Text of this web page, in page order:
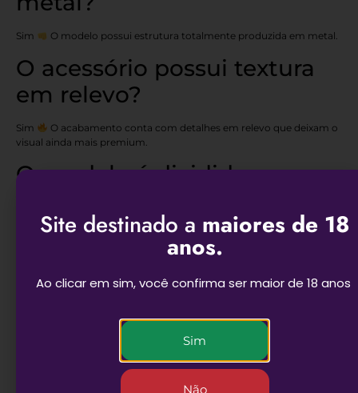
Sim O modelo possui estrutura totalmente produzida em metal.
O acessório possui textura
em relevo?
Sim
O acabamento conta com detalhes em relevo que deixam o
visual ainda mais premium.
O modelo é dividido em
O Dichavador Bolo Confeiteiro possui divisão em 4 partes.
presente?
O visual divertido e delicado faz dele uma excelente
Site destinado a maiores de 18
anos.
Ao clicar em sim, você confirma ser maior de 18 anos
Sim
Não